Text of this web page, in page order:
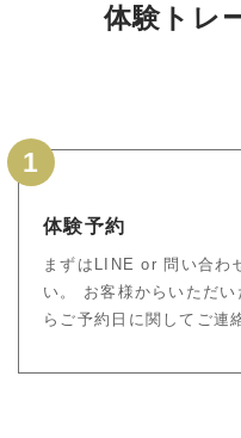
体験トレ
1
体験予約
まずはLINE or 問い合わ
い。 お客様からいただ
らご予約日に関してご連